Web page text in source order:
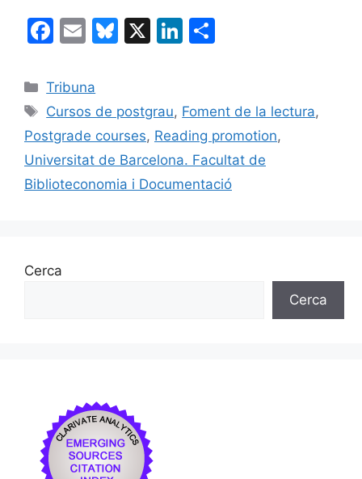
F
c
e
b
o
o
E
ai
l
Bl
s
k
y
X
Li
e
dI
n
p
ar
te
ix
Categories
Tribuna
Etiquetes
Cursos de postgrau, Foment de la lectura,
Postgrade courses, Reading promotion,
Universitat de Barcelona. Facultat de
Biblioteconomia i Documentació
Cerca
Cerca